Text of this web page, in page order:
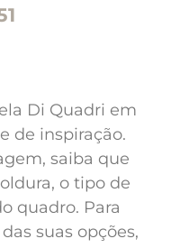
Di Quadri em
de inspiração.
saiba que
o tipo de
quadro. Para
suas opções,